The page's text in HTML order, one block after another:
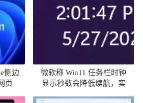
侧边
页
微软称 Win11 任务栏时钟
显示秒数会降低续航，实